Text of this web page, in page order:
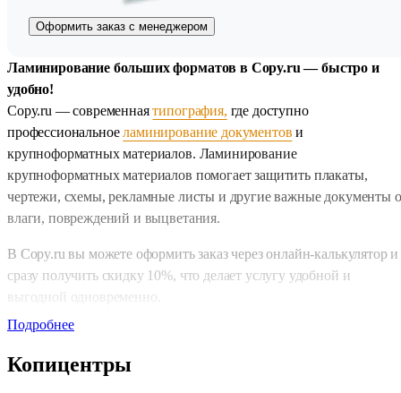
Оформить заказ с менеджером
Ламинирование больших форматов в Copy.ru — быстро и
удобно!
Copy.ru — современнаятипография, где доступно
профессиональноеламинирование документов и
крупноформатных материалов. Ламинирование
крупноформатных материалов помогает защитить плакаты,
чертежи, схемы, рекламные листы и другие важные документы
влаги, повреждений и выцветания.
В Copy.ru вы можете оформить заказ через онлайн-калькулятор и
сразу получить скидку 10%, что делает услугу удобной и
выгодной одновременно.
Оперативные сроки выполнения
Для онлайн-заказов предусмотрены два варианта скорости:
• обычная срочность — 1 день;
Подробнее
Копицентры